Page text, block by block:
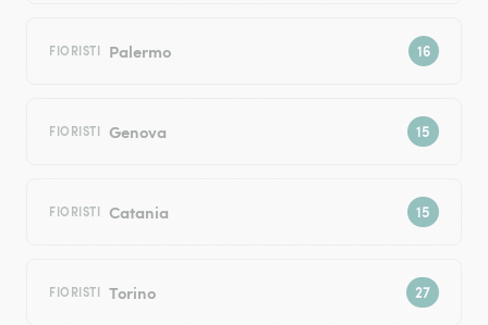
FIORISTI Palermo
FIORISTI Genova
FIORISTI Catania
FIORISTI Torino